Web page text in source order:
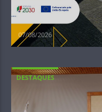
07/08/2026
DESTAQUES